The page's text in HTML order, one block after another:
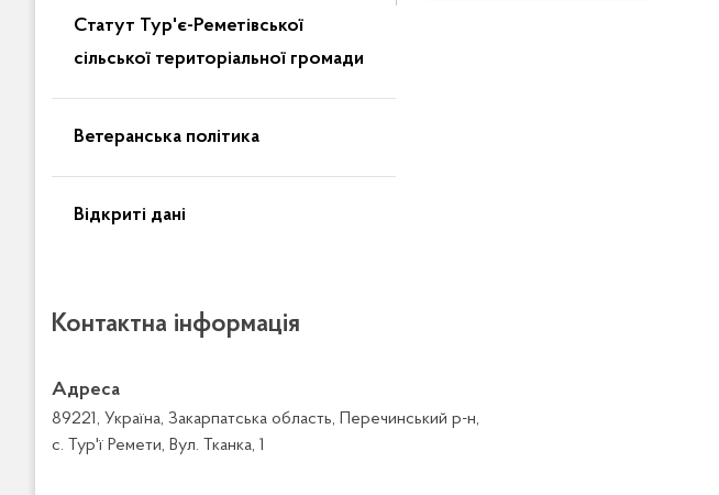
Статут Тур'є-Реметівської
сільської територіальної громади
Ветеранська політика
Відкриті дані
Контактна інформація
Адреса
89221, Україна, Закарпатська область, Перечинський р-н,
с. Тур'ї Ремети, Вул. Тканка, 1